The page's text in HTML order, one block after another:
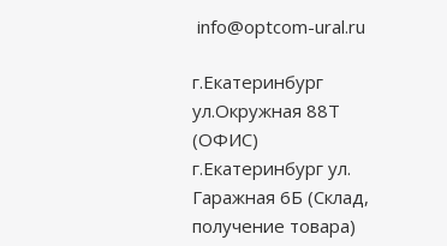
info@optcom-ural.ru
г.Екатеринбург
ул.Окружная 88Т
(ОФИС)
г.Екатеринбург ул.
Гаражная 6Б (Склад,
получение товара)